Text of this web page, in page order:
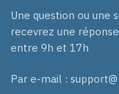
Une question ou une
recevrez une
entre 9h et 17h
Par e-mail :